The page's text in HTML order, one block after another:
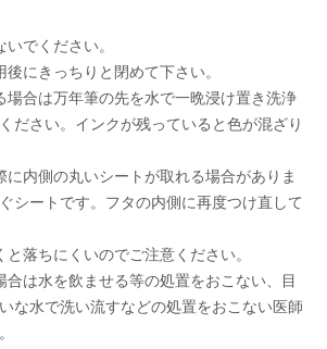
でください。
にきっちりと閉めて下さい。
場合は万年筆の先を水で一晩浸け置き洗浄
ださい。インクが残っていると色が混ざり
に内側の丸いシートが取れる場合がありま
シートです。フタの内側に再度つけ直して
落ちにくいのでご注意ください。
合は水を飲ませる等の処置をおこない、目
な水で洗い流すなどの処置をおこない医師